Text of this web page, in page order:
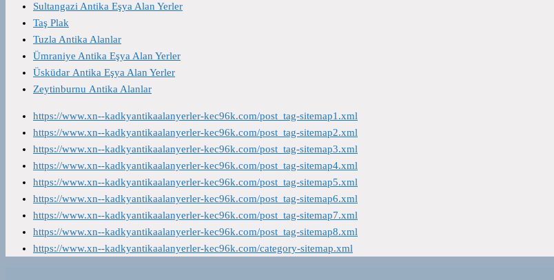
Sultangazi Antika Eşya Alan Yerler
Taş Plak
Tuzla Antika Alanlar
Ümraniye Antika Eşya Alan Yerler
Üsküdar Antika Eşya Alan Yerler
Zeytinburnu Antika Alanlar
https://www.xn--kadkyantikaalanyerler-kec96k.com/post_tag-sitemap1.xml
https://www.xn--kadkyantikaalanyerler-kec96k.com/post_tag-sitemap2.xml
https://www.xn--kadkyantikaalanyerler-kec96k.com/post_tag-sitemap3.xml
https://www.xn--kadkyantikaalanyerler-kec96k.com/post_tag-sitemap4.xml
https://www.xn--kadkyantikaalanyerler-kec96k.com/post_tag-sitemap5.xml
https://www.xn--kadkyantikaalanyerler-kec96k.com/post_tag-sitemap6.xml
https://www.xn--kadkyantikaalanyerler-kec96k.com/post_tag-sitemap7.xml
https://www.xn--kadkyantikaalanyerler-kec96k.com/post_tag-sitemap8.xml
https://www.xn--kadkyantikaalanyerler-kec96k.com/category-sitemap.xml